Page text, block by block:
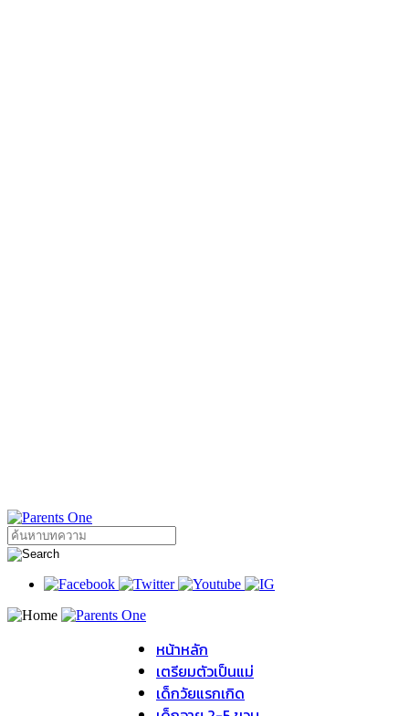
หน้าหลัก
เตรียมตัวเป็นแม่
เด็กวัยแรกเกิด